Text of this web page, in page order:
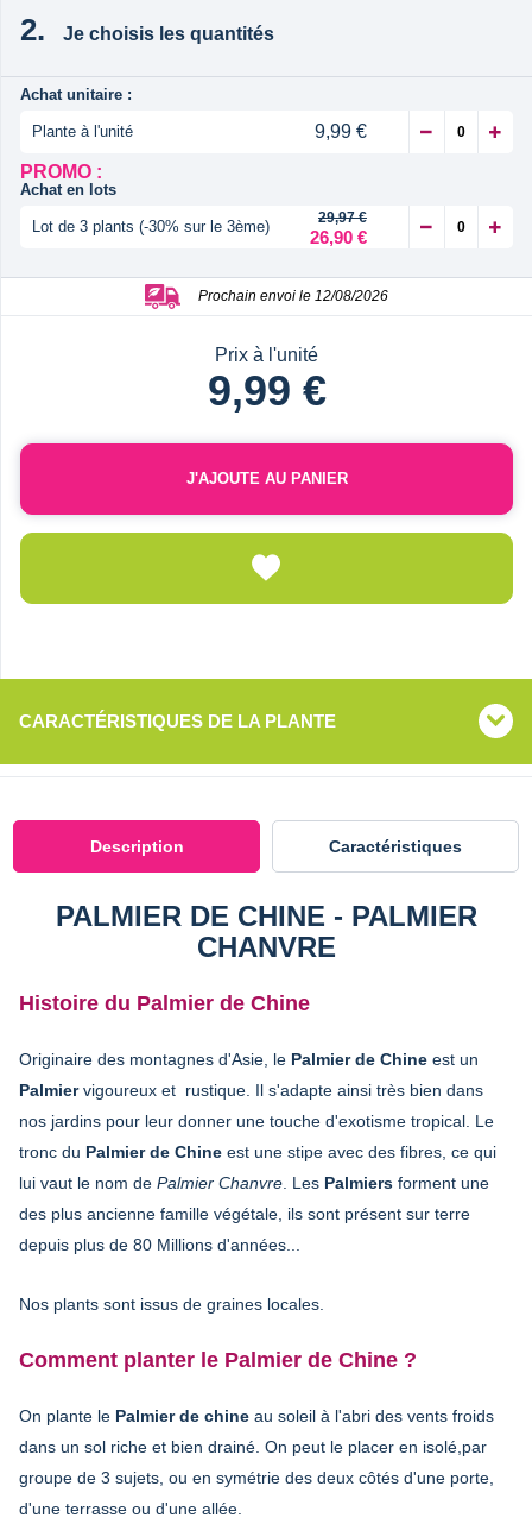
Je choisis les quantités
Achat unitaire :
Plante à l'unité
9,99 €
PROMO :
Achat en lots
Lot de 3 plants (-30% sur le 3ème) 29,97 €
26,90 €
Prochain envoi le 12/08/2026
Prix à l'unité
9,99 €
J'AJOUTE AU PANIER
CARACTÉRISTIQUES DE LA PLANTE
Description Caractéristiques
PALMIER DE CHINE - PALMIER
CHANVRE
Histoire du Palmier de Chine
Originaire des montagnes d'Asie, le Palmier de Chine est un
Palmiervigoureux et rustique. Il s'adapte ainsi très bien dans
nos jardins pour leur donner une touche d'exotisme tropical. Le
tronc du Palmier de Chine est une stipe avec des fibres, ce qui
lui vaut le nom de Palmier Chanvre . Les Palmiers forment une
des plus ancienne famille végétale, ils sont présent sur terre
depuis plus de 80 Millions d'années...
Nos plants sont issus de graines locales.
Comment planter le Palmier de Chine ?
On plante le Palmier de chine au soleil à l'abri des vents froids
dans un sol riche et bien drainé. On peut le placer en isolé,par
groupe de 3 sujets, ou en symétrie des deux côtés d'une porte,
d'une terrasse ou d'une allée.